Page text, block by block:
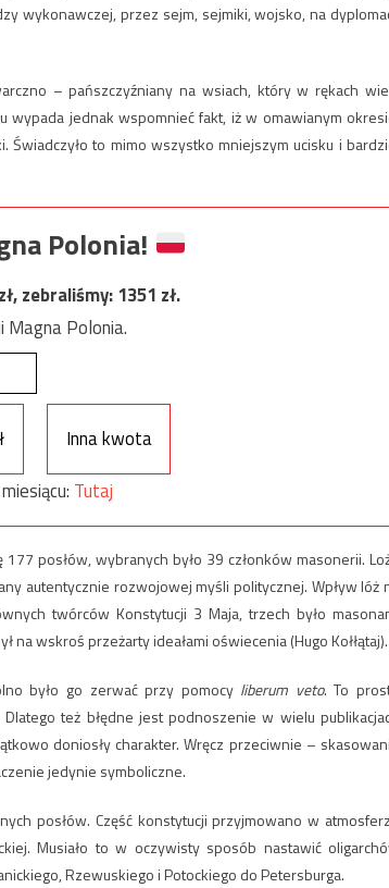
wykonawczej, przez sejm, sejmiki, wojsko, na
– pańszczyźniany na wsiach, który w rękach
wypada jednak wspomnieć fakt, iż w omawianym
Świadczyło to mimo wszystko mniejszym ucisku i
Polonia!
zł, zebraliśmy:1351 zł.
Polonia.
Inna kwota
Tutaj
posłów, wybranych było 39 członków masonerii.
autentycznie rozwojowej myśli politycznej. Wpływ lóż
twórców Konstytucji 3 Maja, trzech było
na wskroś przeżarty ideałami oświecenia (Hugo Kołłątaj).
było go zerwać przy pomocy liberum veto. To
też błędne jest podnoszenie w wielu
doniosły charakter. Wręcz przeciwnie –
jedynie symboliczne.
posłów. Część konstytucji przyjmowano w
Musiało to w oczywisty sposób nastawić
Rzewuskiego i Potockiego do Petersburga.